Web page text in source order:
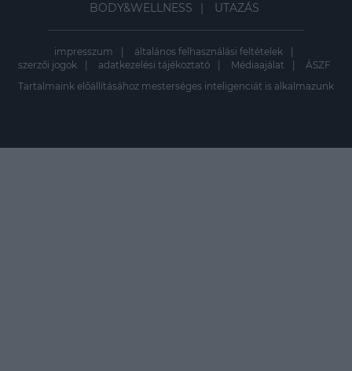
BODY&WELLNESS
UTAZÁS
impresszum
általános felhasználási feltételek
szerzői jogok
adatkezelési tájékoztató Médiaajálat
ÁSZF
Tartalmaink előállításához mesterséges inteligenciát is alkalmazunk